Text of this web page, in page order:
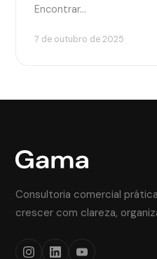
Encontrar…
7 de outubro de 2025
Consultoria comercial
crescer com clareza,